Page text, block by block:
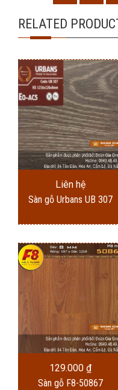
RELATED
Liên hệ
Sàn gỗ Urbans UB 307
129.000 ₫
Sàn gỗ F8-50867